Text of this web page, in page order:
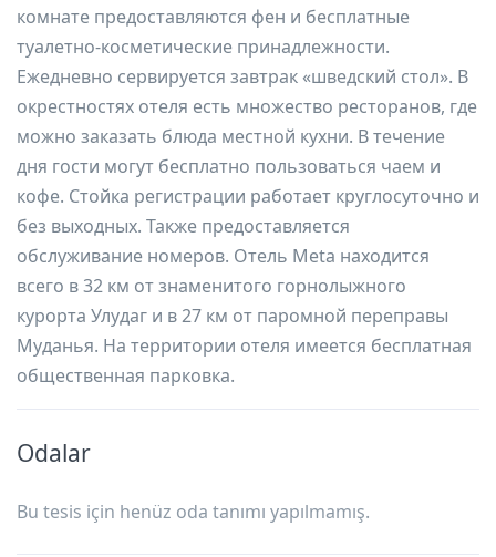
комнате предоставляются фен и бесплатные
туалетно-косметические принадлежности.
Ежедневно сервируется завтрак «шведский стол». В
окрестностях отеля есть множество ресторанов, где
можно заказать блюда местной кухни. В течение
дня гости могут бесплатно пользоваться чаем и
кофе. Стойка регистрации работает круглосуточно и
без выходных. Также предоставляется
обслуживание номеров. Отель Meta находится
всего в 32 км от знаменитого горнолыжного
курорта Улудаг и в 27 км от паромной переправы
Муданья. На территории отеля имеется бесплатная
общественная парковка.
Odalar
Bu tesis için henüz oda tanımı yapılmamış.